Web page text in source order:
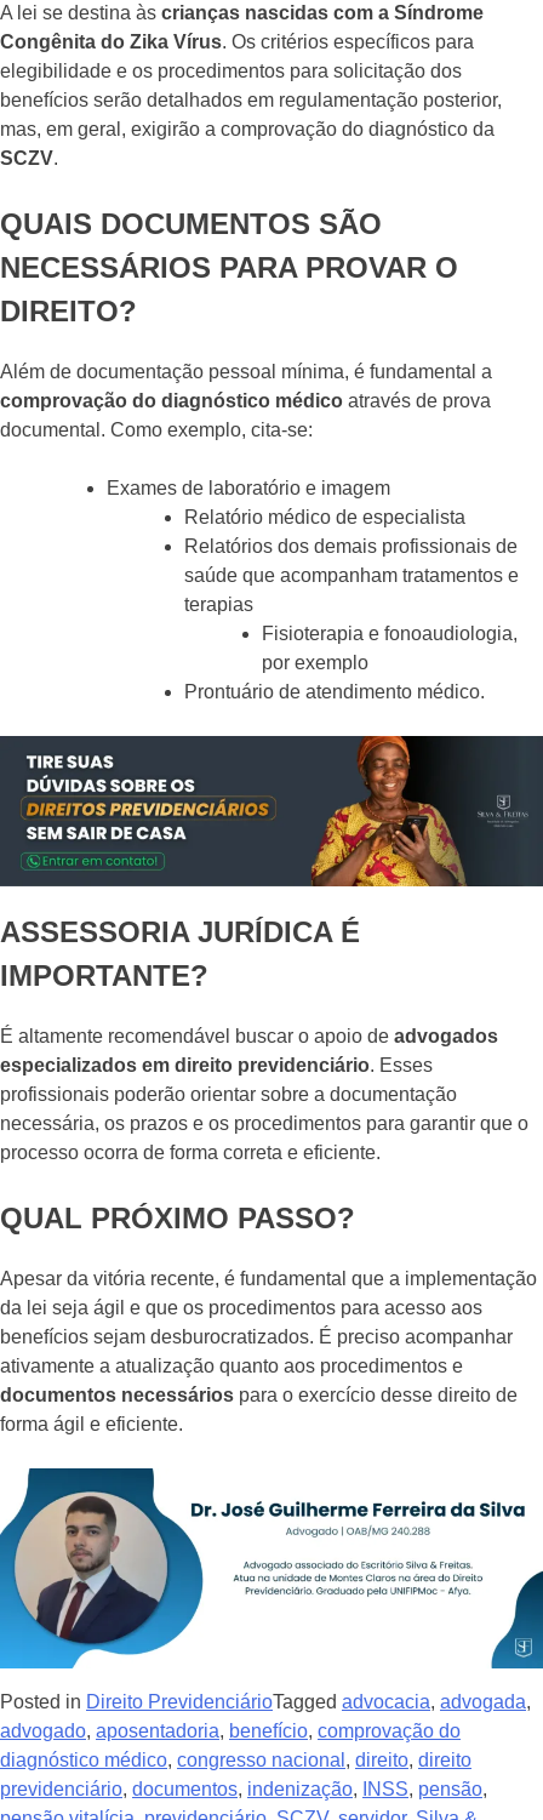
A lei se destina às crianças nascidas com a Síndrome
Congênita do Zika Vírus. Os critérios específicos para
elegibilidade e os procedimentos para solicitação dos
benefícios serão detalhados em regulamentação posterior,
mas, em geral, exigirão a comprovação do diagnóstico da
SCZV.
QUAIS DOCUMENTOS SÃO
NECESSÁRIOS PARA PROVAR O
DIREITO?
Além de documentação pessoal mínima, é fundamental a
comprovação do diagnóstico médico através de prova
documental. Como exemplo, cita-se:
Exames de laboratório e imagem
Relatório médico de especialista
Relatórios dos demais profissionais de
saúde que acompanham tratamentos e
terapias
Fisioterapia e fonoaudiologia,
por exemplo
Prontuário de atendimento médico.
ASSESSORIA JURÍDICA É
IMPORTANTE?
É altamente recomendável buscar o apoio de advogados
especializados em direito previdenciário. Esses
profissionais poderão orientar sobre a documentação
necessária, os prazos e os procedimentos para garantir que o
processo ocorra de forma correta e eficiente.
QUAL PRÓXIMO PASSO?
Apesar da vitória recente, é fundamental que a implementação
da lei seja ágil e que os procedimentos para acesso aos
benefícios sejam desburocratizados. É preciso acompanhar
ativamente a atualização quanto aos procedimentos e
documentos necessários para o exercício desse direito de
forma ágil e eficiente.
Posted in Direito PrevidenciárioTagged advocacia, advogada,
advogado, aposentadoria, benefício, comprovação do
diagnóstico médico, congresso nacional , direito, direito
previdenciário, documentos, indenização, INSS, pensão,